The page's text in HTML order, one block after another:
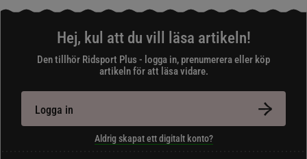
Hej, kul att du vill läsa artikeln!
Den tillhör Ridsport Plus - logga in, prenumerera eller köp
artikeln för att läsa vidare.
Logga in
Aldrig skapat ett digitalt konto?